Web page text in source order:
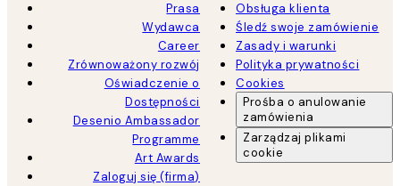
Prasa
Wydawca
Career
Zrównoważony rozwój
Oświadczenie o
Dostępności
Desenio Ambassador
Programme
Art Awards
Zaloguj się (firma)
Obsługa klienta
Śledź swoje zamówienie
Zasady i warunki
Polityka prywatności
Cookies
Prośba o anulowanie
zamówienia
Zarządzaj plikami
cookie